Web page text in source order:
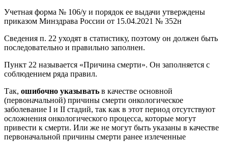
Учетная форма № 106/у и порядок ее выдачи утверждены
приказом Минздрава России от 15.04.2021 № 352н
Сведения п. 22 уходят в статистику, поэтому он должен быть
последовательно и правильно заполнен.
Пункт 22 называется «Причина смерти». Он заполняется с
соблюдением ряда правил.
Так, ошибочно указывать в качестве основной
(первоначальной) причины смерти онкологическое
заболевание I и II стадий, так как в этот период отсутствуют
осложнения онкологического процесса, которые могут
привести к смерти. Или же не могут быть указаны в качестве
первоначальной причины смерти ранее излеченные